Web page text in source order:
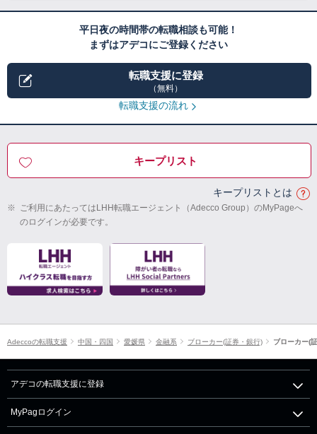
平日夜の時間帯の転職相談も可能！
まずはアデコにご登録ください
転職支援に登録
（無料）
転職支援の流れ
キープリスト
キープリストとは
※ ご利用にあたってはLHH転職エージェント（Adecco Group）のMyPageへ
のログインが必要です。
Adeccoの転職支援 中国・四国 愛媛県 金融系 ブローカー(証券・銀行) ブローカー(
アデコの転職支援に登録
MyPagログイン